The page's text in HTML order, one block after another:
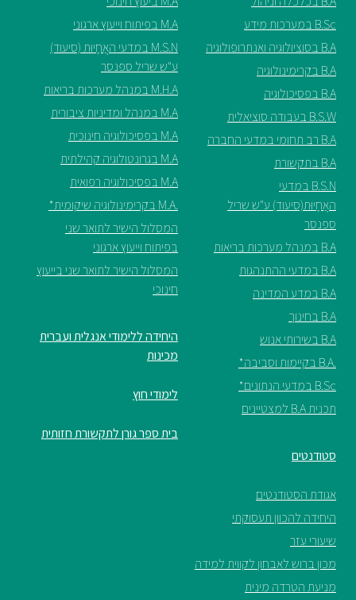
B.Sc במערכות מידע
B.A בסוציולוגיה ואנתרופולוגיה
B.A בקרימינולוגיה
B.A בפסיכולוגיה
B.S.W בעבודה סוציאלית
B.A רב תחומי במדעי החברה
B.A בתקשורת
B.S.N במדעי
האֲחָיוּת(סיעוד) ע"ש שריל
ספנסר
B.A במנהל מערכות בריאות
B.A במדעי ההתנהגות
B.A במדע המדינה
B.A בחינוך
B.A בשירותי אנוש
.B.A בקיימות וסביבה*
B.Sc במדעי הנתונים*
תכנית B.A למצטיינים
M.A בפיתוח וייעוץ ארגוני
M.S.N במדעי האֲחָיוּת (סיעוד)
ע"ש שריל ספנסר
M.H.A במנהל מערכות בריאות
M.A במנהל ומדיניות ציבורית
M.A בפסיכולוגיה חינוכית
M.A בגרונטולוגיה קהילתית
M.A בפסיכולוגיה רפואית
.M.A בקרימינולוגיה שיקומית*
המסלול הישיר לתואר שני
בפיתוח וייעוץ ארגוני
המסלול הישיר לתואר שני בייעוץ
חינוכי
היחידה ללימודי אנגלית ועברית
מכינות
לימודי חוץ
בית ספר גורן לתקשורת חזותית
סטודנטים
אגודת הסטודנטים
היחידה להכוון תעסוקתי
שיעורי עזר
מכון ברוש לאבחון לקווית למידה
מניעת הטרדה מינית